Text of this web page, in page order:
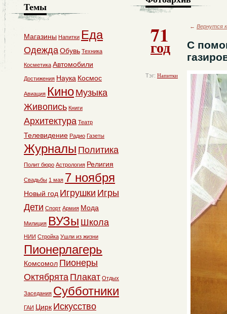
71
год
Тэг: Напитки
← Вернутся
С
Темы
Магазины Напитки Еда
ОдеждаОбувь Техника
Косметика Автомобили
Достижения Наука Космос
Авиация Кино Музыка
Живопись Книги
Архитектура Театр
Телевидение Радио Газеты
Журналы Политика
Полит бюро Астрология Религия
Свадьбы 1 мая 7 ноября
Новый год Игрушки Игры
Дети Спорт Армия Мода
Милиция ВУЗы Школа
НИИ Стройка Ушли из жизни
Пионерлагерь
Комсомол Пионеры
Октябрята Плакат Отдых
Заседания Субботники
ГАИ Цирк Искусство